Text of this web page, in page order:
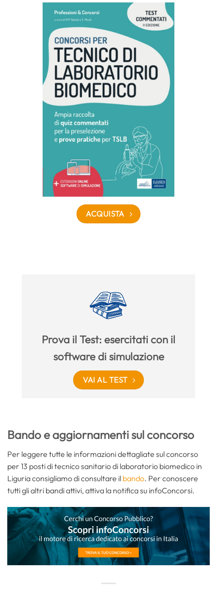
ACQUISTA
Prova il Test: esercitati con il
software di simulazione
VAI AL TEST
Bando e aggiornamenti sul concorso
Per leggere tutte le informazioni dettagliate sul concorso
per 13 posti di tecnico sanitario di laboratorio biomedico in
Liguria consigliamo di consultare il bando. Per conoscere
tutti gli altri bandi attivi, attiva la notifica su infoConcorsi.